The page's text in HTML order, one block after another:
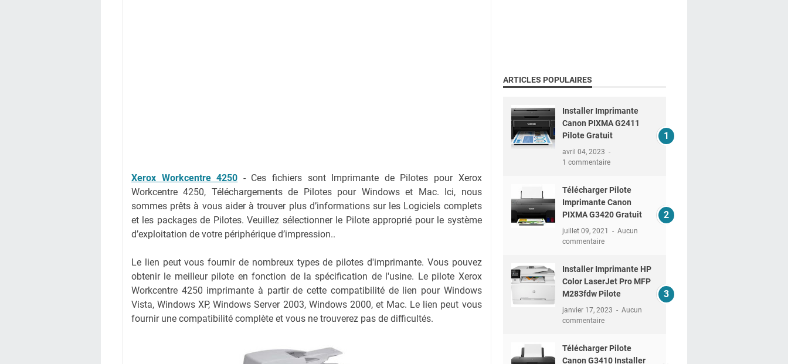
Xerox Workcentre 4250 - Ces fichiers sont Imprimante de Pilotes pour Xerox
Workcentre 4250, Téléchargements de Pilotes pour Windows et Mac. Ici, nous
sommes prêts à vous aider à trouver plus d’informations sur les Logiciels complets
et les packages de Pilotes. Veuillez sélectionner le Pilote approprié pour le système
d’exploitation de votre périphérique d’impression..
Le lien peut vous fournir de nombreux types de pilotes d'imprimante. Vous pouvez
obtenir le meilleur pilote en fonction de la spécification de l'usine. Le pilote Xerox
Workcentre 4250 imprimante à partir de cette compatibilité de lien pour Windows
Vista, Windows XP, Windows Server 2003, Windows 2000, et Mac. Le lien peut vous
fournir une compatibilité complète et vous ne trouverez pas de difficultés.
ARTICLES POPULAIRES
Installer Imprimante
Canon PIXMA G2411
Pilote Gratuit
avril 04, 2023
1 commentaire
Télécharger Pilote
Imprimante Canon
PIXMA G3420 Gratuit
juillet 09, 2021
Aucun
commentaire
Installer Imprimante HP
Color LaserJet Pro MFP
M283fdw Pilote
janvier 17, 2023
Aucun
commentaire
Télécharger Pilote
Canon G3410 Installer